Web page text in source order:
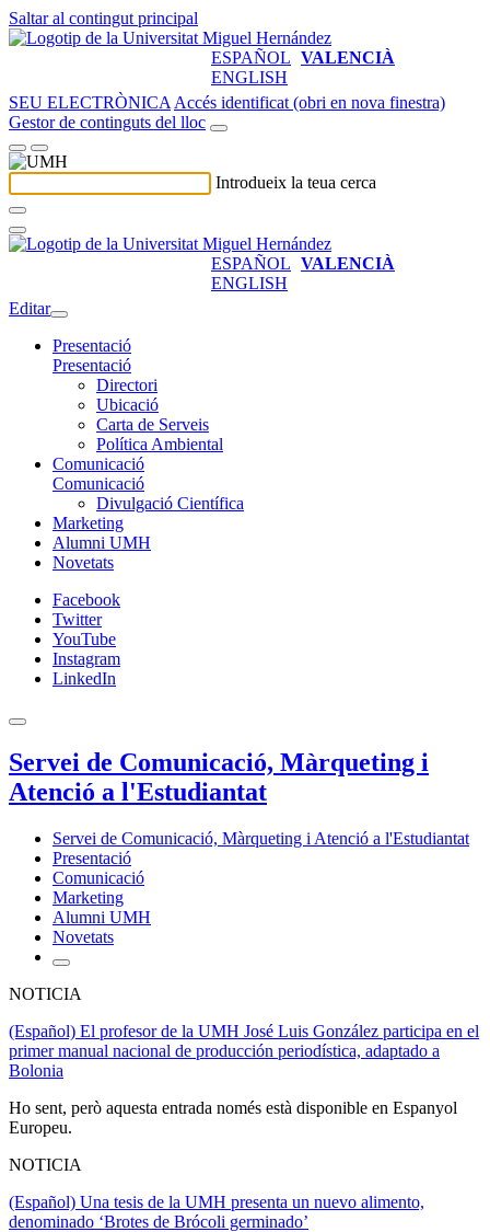
Saltar al contingut principal
ESPAÑOL VALENCIÀ
ENGLISH
SEU ELECTRÒNICA Accés identificat (obri en nova finestra)
Gestor de continguts del lloc
Introdueix la teua cerca
ESPAÑOL VALENCIÀ
ENGLISH
Editar
Presentació
Presentació
Directori
Ubicació
Carta de Serveis
Política Ambiental
Comunicació
Comunicació
Divulgació Científica
Marketing
Alumni UMH
Novetats
Facebook
Twitter
YouTube
Instagram
LinkedIn
Servei de Comunicació, Màrqueting i
Atenció a l'Estudiantat
Servei de Comunicació, Màrqueting i Atenció a l'Estudiantat
Presentació
Comunicació
Marketing
Alumni UMH
Novetats
NOTICIA
(Español) El profesor de la UMH José Luis González participa en el
primer manual nacional de producción periodística, adaptado a
Bolonia
Ho sent, però aquesta entrada només està disponible en Espanyol
Europeu.
NOTICIA
(Español) Una tesis de la UMH presenta un nuevo alimento,
denominado ‘Brotes de Brócoli germinado’